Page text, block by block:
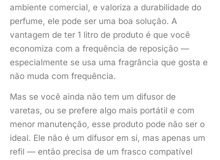
ambiente comercial, e valoriza a durabilidade do
perfume, ele pode ser uma boa solução. A
vantagem de ter 1 litro de produto é que você
economiza com a frequência de reposição —
especialmente se usa uma fragrância que gosta e
não muda com frequência.
Mas se você ainda não tem um difusor de
varetas, ou se prefere algo mais portátil e com
menor manutenção, esse produto pode não ser o
ideal. Ele não é um difusor em si, mas apenas um
refil — então precisa de um frasco compatível